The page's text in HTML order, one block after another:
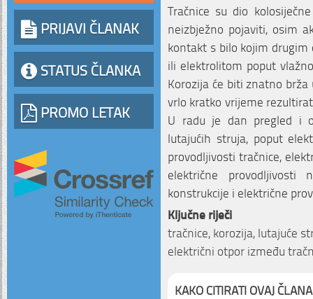
PRIJAVI ČLANAK
STATUS ČLANKA
PROMO LETAK
Tračnice su dio
neizbježno pojaviti, osim
kontakt s bilo kojim drugim
ili elektrolitom poput
Korozija će biti znatno
vrlo kratko vrijeme
U radu je dan pregled i
lutajućih struja, poput
provodljivosti tračnice,
električne provodljivosti
konstrukcije i električne
Ključne riječi
tračnice, korozija, lutajuće
električni otpor između
KAKO CITIRATI OVAJ